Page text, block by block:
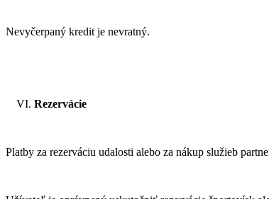
Nevyčerpaný kredit je nevratný.
Rezervácie
Platby za rezerváciu udalosti alebo za nákup služieb